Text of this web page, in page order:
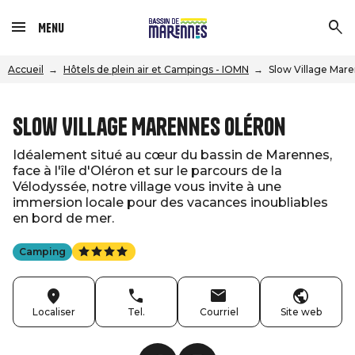
Menu
Accueil Hôtels de plein air et Campings - IOMN Slow Village
Slow Village Marennes Oléron
Idéalement situé au cœur du bassin de Marennes,
face à l'île d'Oléron et sur le parcours de la
Vélodyssée, notre village vous invite à une
immersion locale pour des vacances inoubliables
en bord de mer. ‍
Camping
Localiser Tel. Courriel Site web